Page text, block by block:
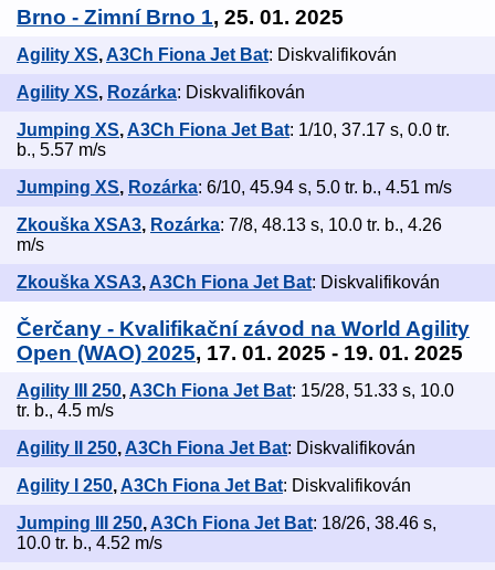
Brno - Zimní Brno 1, 25. 01. 2025
Agility XS,A3Ch Fiona Jet Bat: Diskvalifikován
Agility XS, Rozárka: Diskvalifikován
Jumping XS,A3Ch Fiona Jet Bat: 1/10, 37.17 s, 0.0 tr.
b., 5.57 m/s
Jumping XS, Rozárka: 6/10, 45.94 s, 5.0 tr. b., 4.51 m/s
Zkouška XSA3, Rozárka: 7/8, 48.13 s, 10.0 tr. b., 4.26
m/s
Zkouška XSA3, A3Ch Fiona Jet Bat: Diskvalifikován
Čerčany - Kvalifikační závod na World Agility
Open (WAO) 2025, 17. 01. 2025 - 19. 01. 2025
Agility III 250,A3Ch Fiona Jet Bat: 15/28, 51.33 s, 10.0
tr. b., 4.5 m/s
Agility II 250, A3Ch Fiona Jet Bat: Diskvalifikován
Agility I 250,A3Ch Fiona Jet Bat: Diskvalifikován
Jumping III 250, A3Ch Fiona Jet Bat: 18/26, 38.46 s,
10.0 tr. b., 4.52 m/s